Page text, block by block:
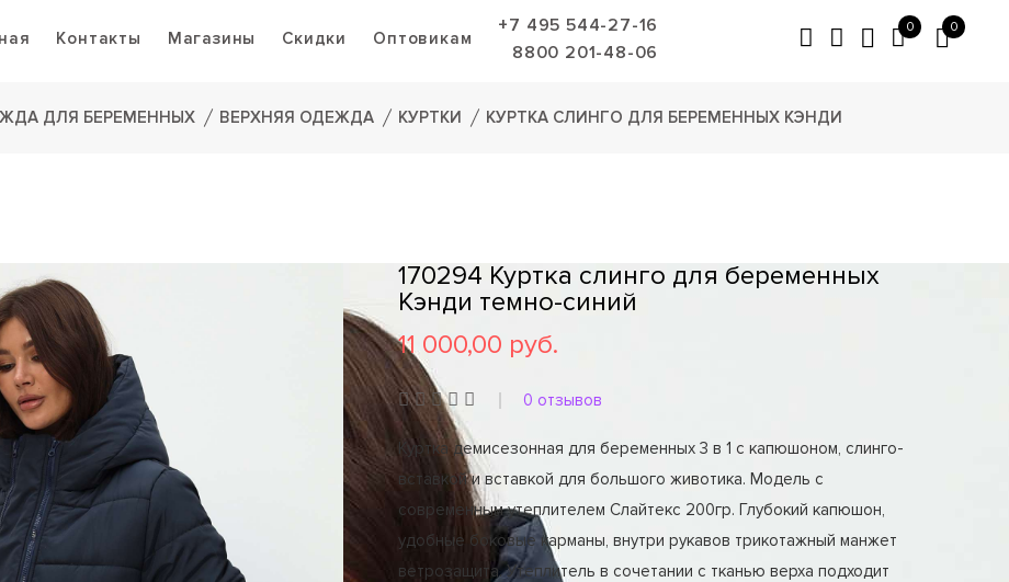
Контакты Магазины Скидки Оптовикам
+7 495 544-27-16
8800 201-48-06
0 0
ДЛЯ БЕРЕМЕННЫХ ВЕРХНЯЯ ОДЕЖДА КУРТКИ КУРТКА СЛИНГО ДЛЯ БЕРЕМЕННЫХ КЭНДИ
170294 Куртка слинго для беременных
Кэнди темно-синий
11 000,00 руб.
0 отзывов
Куртка демисезонная для беременных 3 в 1 с капюшоном, слинго-
вставкой и вставкой для большого животика. Модель с
современным утеплителем Слайтекс 200гр. Глубокий капюшон,
удобные боковые карманы, внутри рукавов трикотажный манжет
ветрозащита. Утеплитель в сочетании с тканью верха подходит